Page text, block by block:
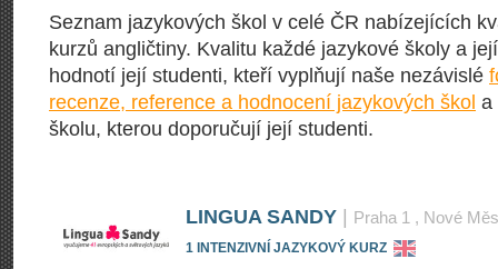
Seznam jazykových škol v celé ČR nabízejících
kurzů angličtiny. Kvalitu každé jazykové školy a
hodnotí její studenti, kteří vyplňují naše nezávislé
recenze, reference a hodnocení jazykových škol a
školu, kterou doporučují její studenti.
LINGUA SANDY Praha 1 , Nové
1 INTENZIVNÍ JAZYKOVÝ KURZ